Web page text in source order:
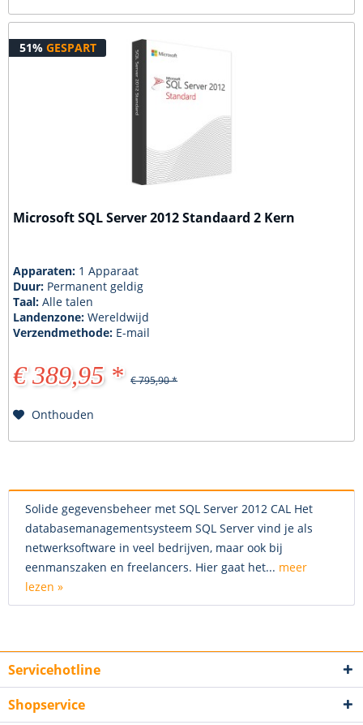
51% GESPART
Microsoft SQL Server 2012 Standaard 2 Kern
Apparaten: 1 Apparaat
Duur: Permanent geldig
Taal:Alle talen
Landenzone:Wereldwijd
Verzendmethode: E-mail
€ 389,95 * € 795,90 *
Onthouden
Solide gegevensbeheer met SQL Server 2012 CAL Het
databasemanagementsysteem SQL Server vind je als
netwerksoftware in veel bedrijven, maar ook bij
eenmanszaken en freelancers. Hier gaat het... meer
lezen »
Servicehotline
Shopservice